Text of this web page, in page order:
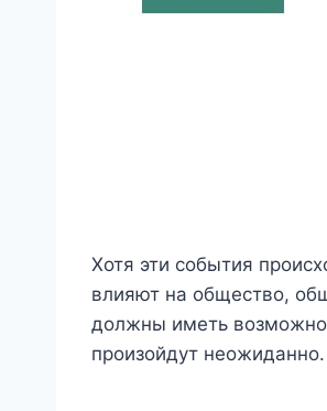
Хотя эти события
влияют на общество,
должны иметь
произойдут неожиданно.